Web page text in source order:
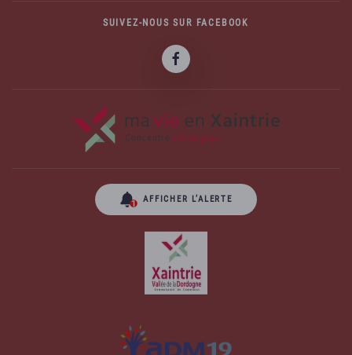
SUIVEZ-NOUS SUR FACEBOOK
AFFICHER L’ALERTE